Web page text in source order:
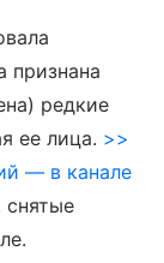
признана
редкие
ее лица. >>
— в канале
снятые